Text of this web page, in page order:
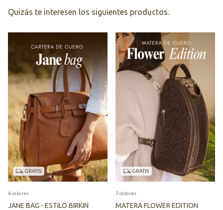
Quizás te interesen los siguientes productos.
GRATIS
JANE BAG - ESTILO BIRKIN
6 colores
GRATIS
MATERA FLOWER EDITION
7 colores